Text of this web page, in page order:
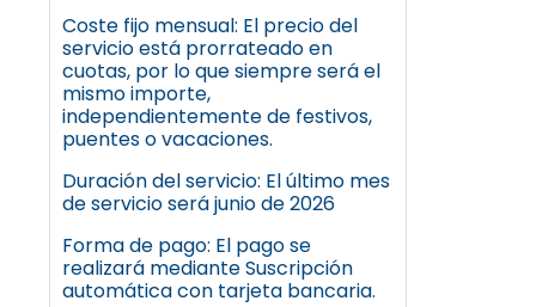
Coste fijo mensual: El precio del
servicio está prorrateado en
cuotas, por lo que siempre será el
mismo importe,
independientemente de festivos,
puentes o vacaciones.
Duración del servicio: El último mes
de servicio será junio de 2026
Forma de pago: El pago se
realizará mediante Suscripción
automática con tarjeta bancaria.